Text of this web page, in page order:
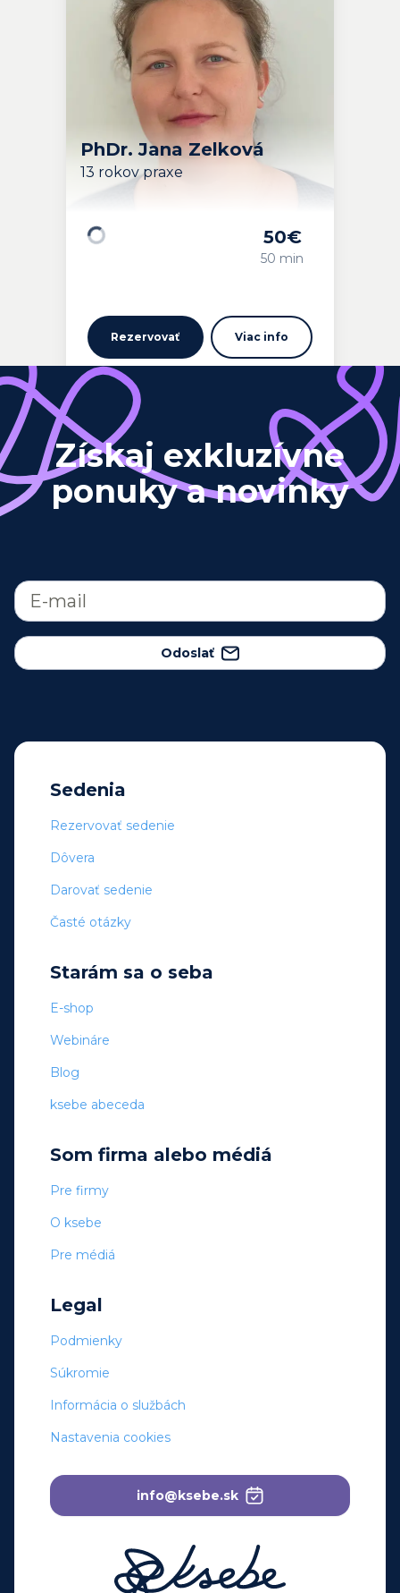
PhDr. Jana Zelková
13 rokov praxe
50€
50 min
Rezervovať Viac info
Získaj exkluzívne
ponuky a novinky
Odoslať
Sedenia
Rezervovať sedenie
Dôvera
Darovať sedenie
Časté otázky
Starám sa o seba
E-shop
Webináre
Blog
ksebe abeceda
Som firma alebo médiá
Pre firmy
O ksebe
Pre médiá
Legal
Podmienky
Súkromie
Informácia o službách
Nastavenia cookies
info@ksebe.sk